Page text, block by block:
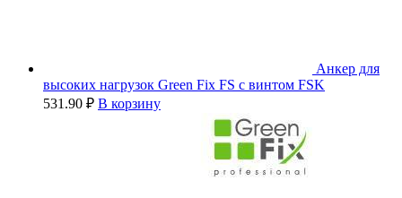
Анкер для
высоких нагрузок Green Fix FS с винтом FSK
531.90 ₽ В корзину